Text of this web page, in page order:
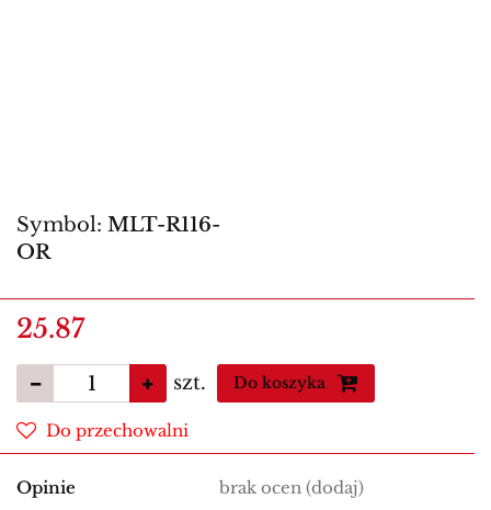
Symbol: MLT-R116-
OR
25.87
szt. Do koszyka
Do przechowalni
Opinie brak ocen (dodaj)